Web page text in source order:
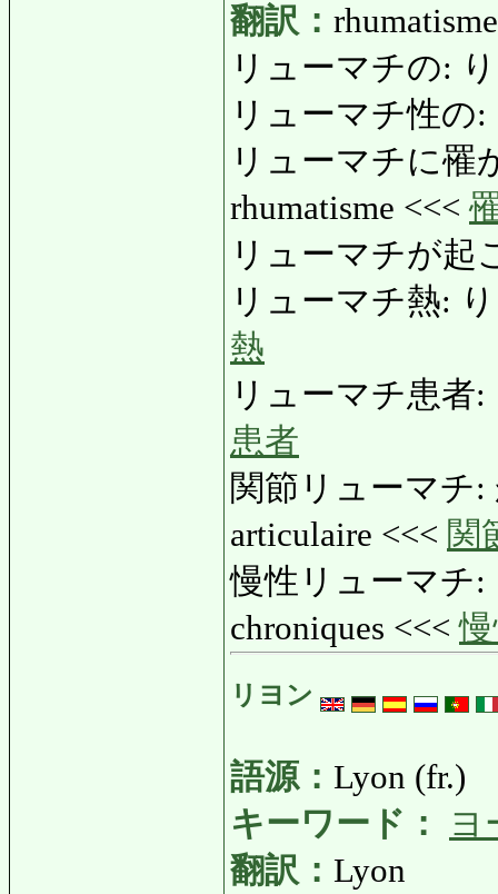
翻訳： rhumatisme
リューマチの:
リューマチ性の
リューマチに罹
rhumatisme <<<
リューマチが起
リューマチ熱:
熱
リューマチ患者:
患者
関節リューマチ:
articulaire <<< 関
慢性リューマチ:
chroniques <<<
リヨン
語源： Lyon (fr.)
キーワード：
ヨ
翻訳： Lyon